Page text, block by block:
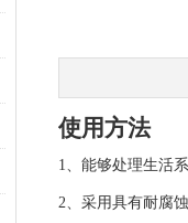
使用方法
1、能够处理生活
2、采用具有耐腐